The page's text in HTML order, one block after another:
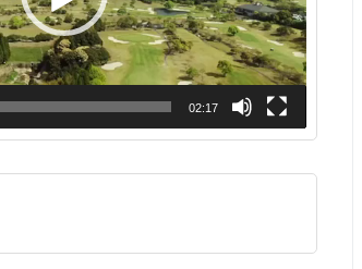
ー
ヤ
ー
02:17